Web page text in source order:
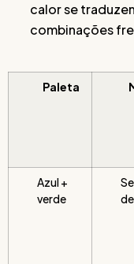
calor se
combinações
Paleta
Azul +
verde
de